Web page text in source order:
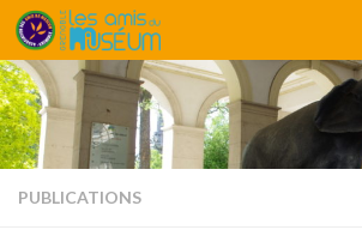
Skip to content
PUBLICATIONS